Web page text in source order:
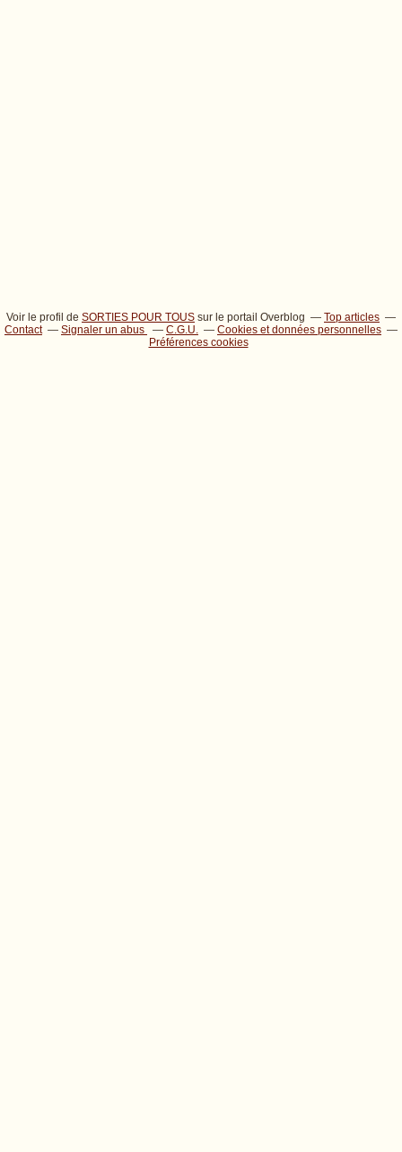
Voir le profil de SORTIES POUR TOUS sur le portail Overblog
Top articles
Contact
Signaler un abus C.G.U.
Cookies et données personnelles
Préférences cookies